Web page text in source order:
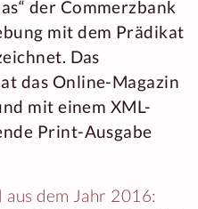
der Commerzbank
mit dem Prädikat
Das
das Online-Magazin
mit einem XML-
Print-Ausgabe
dem Jahr 2016: